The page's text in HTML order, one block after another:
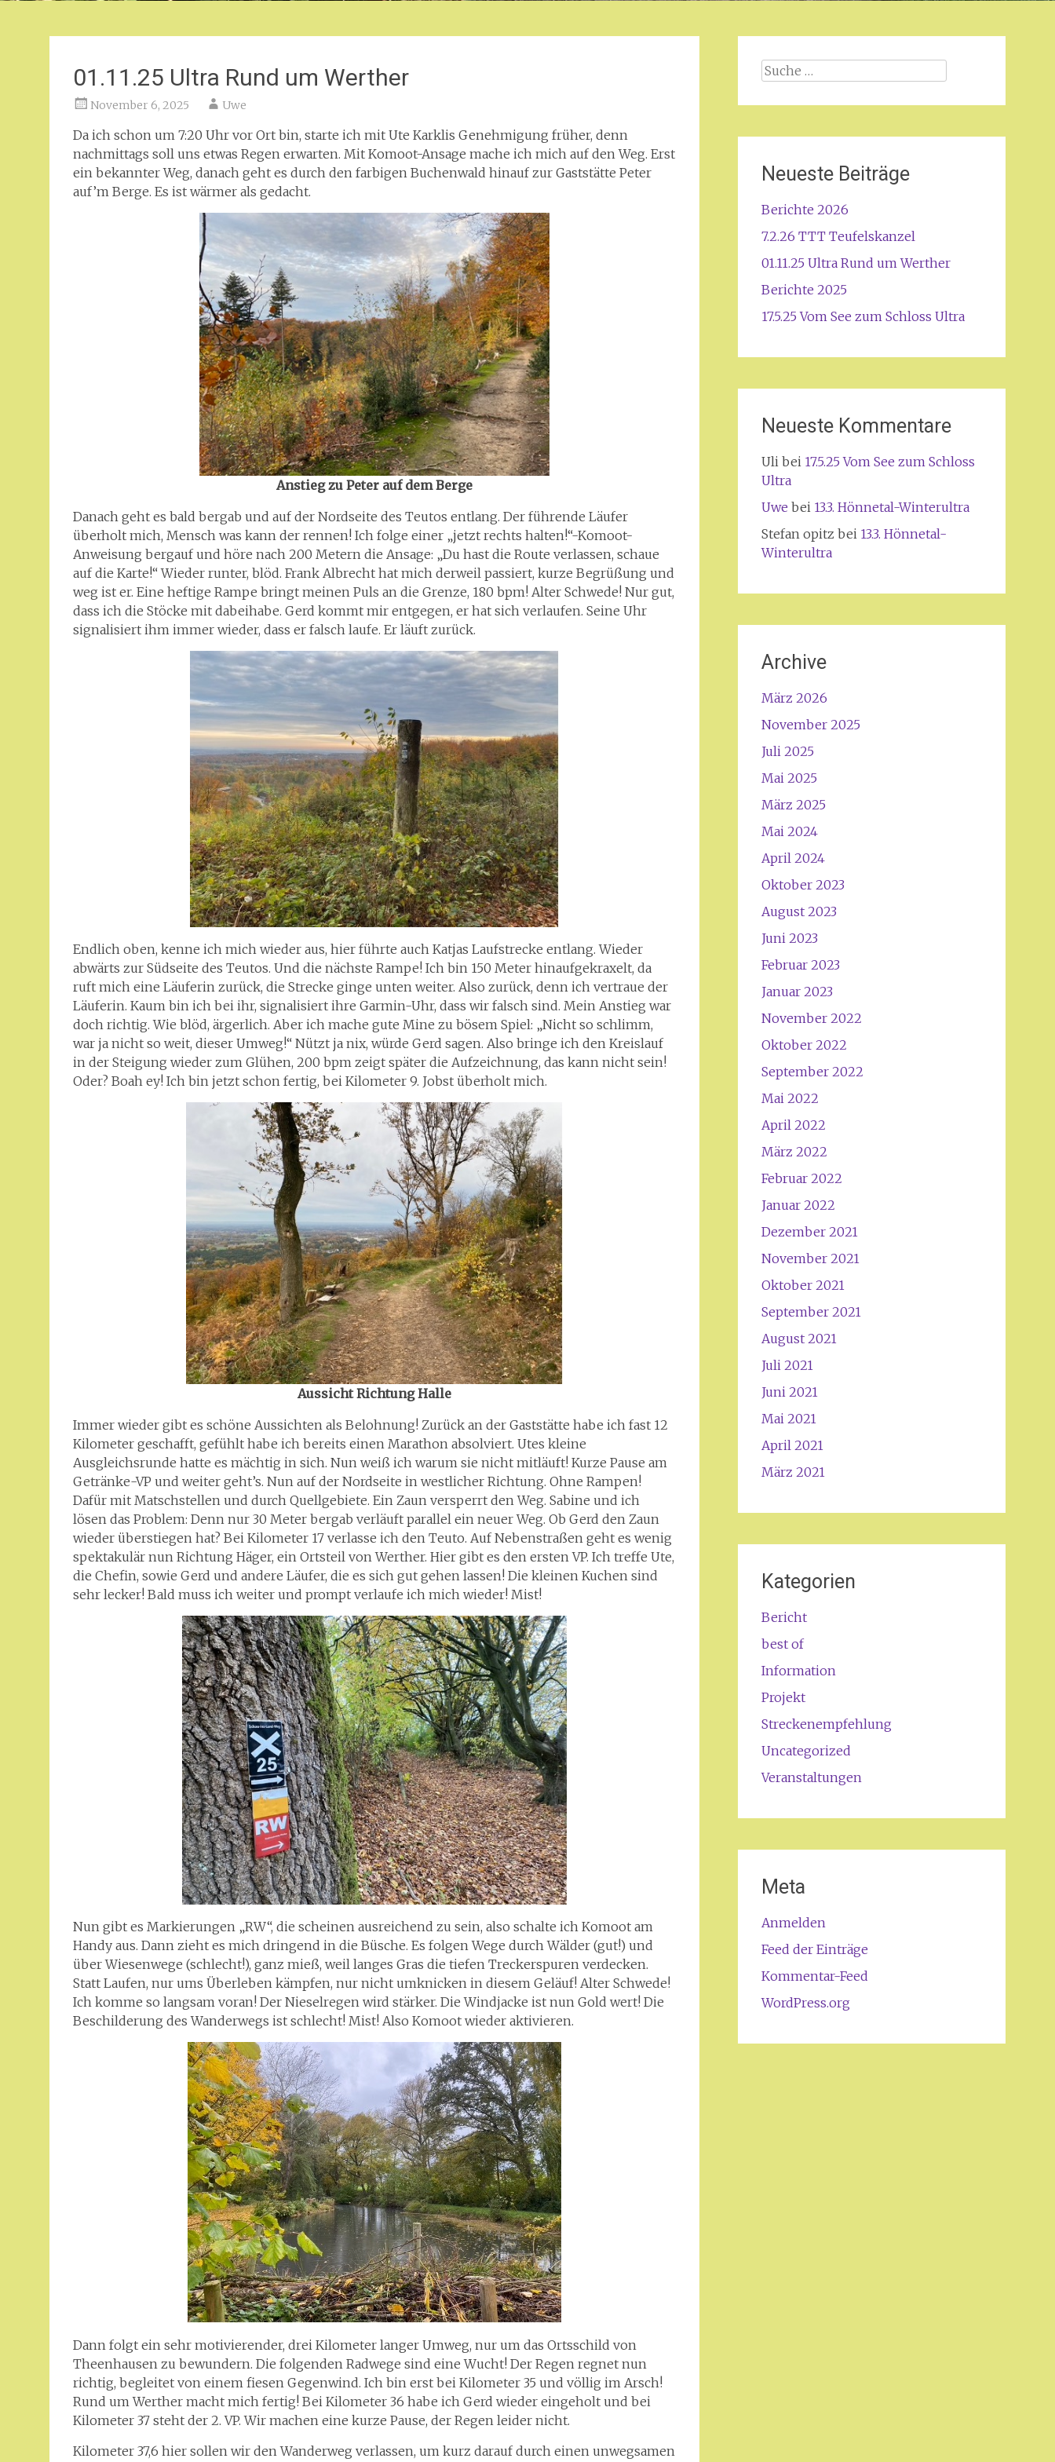
01.11.25 Ultra Rund um Werther
November 6, 2025 Uwe
Da ich schon um 7:20 Uhr vor Ort bin, starte ich mit Ute Karklis Genehmigung früher, denn
nachmittags soll uns etwas Regen erwarten. Mit Komoot-Ansage mache ich mich auf den Weg. Erst
ein bekannter Weg, danach geht es durch den farbigen Buchenwald hinauf zur Gaststätte Peter
auf’m Berge. Es ist wärmer als gedacht.
Anstieg zu Peter auf dem Berge
Danach geht es bald bergab und auf der Nordseite des Teutos entlang. Der führende Läufer
überholt mich, Mensch was kann der rennen! Ich folge einer „jetzt rechts halten!“-Komoot-
Anweisung bergauf und höre nach 200 Metern die Ansage: „Du hast die Route verlassen, schaue
auf die Karte!“ Wieder runter, blöd. Frank Albrecht hat mich derweil passiert, kurze Begrüßung und
weg ist er. Eine heftige Rampe bringt meinen Puls an die Grenze, 180 bpm! Alter Schwede! Nur gut,
dass ich die Stöcke mit dabeihabe. Gerd kommt mir entgegen, er hat sich verlaufen. Seine Uhr
signalisiert ihm immer wieder, dass er falsch laufe. Er läuft zurück.
Endlich oben, kenne ich mich wieder aus, hier führte auch Katjas Laufstrecke entlang. Wieder
abwärts zur Südseite des Teutos. Und die nächste Rampe! Ich bin 150 Meter hinaufgekraxelt, da
ruft mich eine Läuferin zurück, die Strecke ginge unten weiter. Also zurück, denn ich vertraue der
Läuferin. Kaum bin ich bei ihr, signalisiert ihre Garmin-Uhr, dass wir falsch sind. Mein Anstieg war
doch richtig. Wie blöd, ärgerlich. Aber ich mache gute Mine zu bösem Spiel: „Nicht so schlimm,
war ja nicht so weit, dieser Umweg!“ Nützt ja nix, würde Gerd sagen. Also bringe ich den Kreislauf
in der Steigung wieder zum Glühen, 200 bpm zeigt später die Aufzeichnung, das kann nicht sein!
Oder? Boah ey! Ich bin jetzt schon fertig, bei Kilometer 9. Jobst überholt mich.
Aussicht Richtung Halle
Immer wieder gibt es schöne Aussichten als Belohnung! Zurück an der Gaststätte habe ich fast 12
Kilometer geschafft, gefühlt habe ich bereits einen Marathon absolviert. Utes kleine
Ausgleichsrunde hatte es mächtig in sich. Nun weiß ich warum sie nicht mitläuft! Kurze Pause am
Getränke-VP und weiter geht’s. Nun auf der Nordseite in westlicher Richtung. Ohne Rampen!
Dafür mit Matschstellen und durch Quellgebiete. Ein Zaun versperrt den Weg. Sabine und ich
lösen das Problem: Denn nur 30 Meter bergab verläuft parallel ein neuer Weg. Ob Gerd den Zaun
wieder überstiegen hat? Bei Kilometer 17 verlasse ich den Teuto. Auf Nebenstraßen geht es wenig
spektakulär nun Richtung Häger, ein Ortsteil von Werther. Hier gibt es den ersten VP. Ich treffe Ute,
die Chefin, sowie Gerd und andere Läufer, die es sich gut gehen lassen! Die kleinen Kuchen sind
sehr lecker! Bald muss ich weiter und prompt verlaufe ich mich wieder! Mist!
Nun gibt es Markierungen „RW“, die scheinen ausreichend zu sein, also schalte ich Komoot am
Handy aus. Dann zieht es mich dringend in die Büsche. Es folgen Wege durch Wälder (gut!) und
über Wiesenwege (schlecht!), ganz mieß, weil langes Gras die tiefen Treckerspuren verdecken.
Statt Laufen, nur ums Überleben kämpfen, nur nicht umknicken in diesem Geläuf! Alter Schwede!
Ich komme so langsam voran! Der Nieselregen wird stärker. Die Windjacke ist nun Gold wert! Die
Beschilderung des Wanderwegs ist schlecht! Mist! Also Komoot wieder aktivieren.
Dann folgt ein sehr motivierender, drei Kilometer langer Umweg, nur um das Ortsschild von
Theenhausen zu bewundern. Die folgenden Radwege sind eine Wucht! Der Regen regnet nun
richtig, begleitet von einem fiesen Gegenwind. Ich bin erst bei Kilometer 35 und völlig im Arsch!
Rund um Werther macht mich fertig! Bei Kilometer 36 habe ich Gerd wieder eingeholt und bei
Kilometer 37 steht der 2. VP. Wir machen eine kurze Pause, der Regen leider nicht.
Kilometer 37,6 hier sollen wir den Wanderweg verlassen, um kurz darauf durch einen unwegsamen
Suche
Neueste Beiträge
Berichte 2026
7.2.26 TTT Teufelskanzel
01.11.25 Ultra Rund um Werther
Berichte 2025
17.5.25 Vom See zum Schloss Ultra
Neueste Kommentare
Ulibei 17.5.25 Vom See zum Schloss
Ultra
Uwe bei 13.3. Hönnetal-Winterultra
Stefan opitz bei 13.3. Hönnetal-
Winterultra
Archive
März 2026
November 2025
Juli 2025
Mai 2025
März 2025
Mai 2024
April 2024
Oktober 2023
August 2023
Juni 2023
Februar 2023
Januar 2023
November 2022
Oktober 2022
September 2022
Mai 2022
April 2022
März 2022
Februar 2022
Januar 2022
Dezember 2021
November 2021
Oktober 2021
September 2021
August 2021
Juli 2021
Juni 2021
Mai 2021
April 2021
März 2021
Kategorien
Bericht
best of
Information
Projekt
Streckenempfehlung
Uncategorized
Veranstaltungen
Meta
Anmelden
Feed der Einträge
Kommentar-Feed
WordPress.org